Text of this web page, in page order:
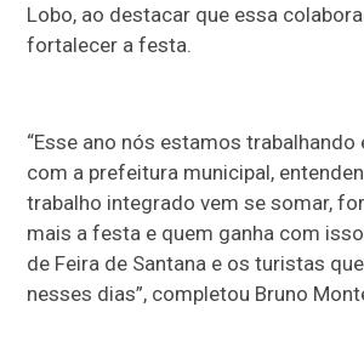
Lobo, ao destacar que essa
fortalecer a festa.
“Esse ano nós estamos
com a prefeitura municipal,
trabalho integrado vem se somar,
mais a festa e quem ganha com
de Feira de Santana e os turistas
nesses dias”, completou Bruno